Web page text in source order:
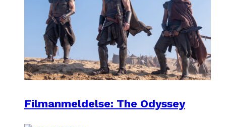
Filmanmeldelse: The Odyssey